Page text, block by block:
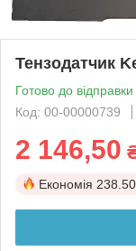
Тензодатчик
Готово до відправки
Код: 00-00000739
2 146,50
Економія